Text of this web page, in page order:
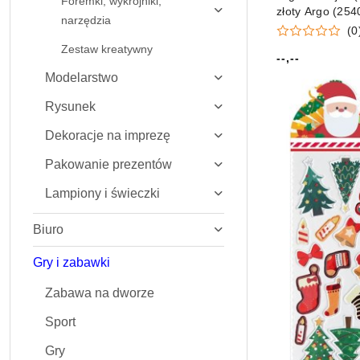
narzędzia
Zestaw kreatywny
Modelarstwo
Rysunek
Dekoracje na imprezę
Pakowanie prezentów
Lampiony i świeczki
Biuro
Gry i zabawki
Zabawa na dworze
Sport
Gry
złoty Argo
Cena:
--,--